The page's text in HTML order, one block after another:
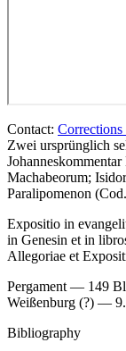
Contact: Corrections
Zwei ursprünglich
Machabeorum;
Paralipomenon
Expositio in
in Genesin et in
Allegoriae et
Pergament — 149
Weißenburg (?) —
Bibliography